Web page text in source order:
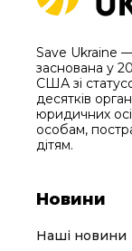
Save Ukraine —
заснована у
США зі
десятків
юридичних
особам,
дітям.
Новини
Наші новини